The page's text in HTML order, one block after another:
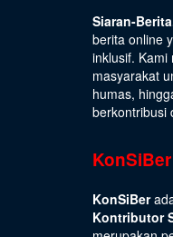
Siaran-
berita online
inklusif. Kami
masyarakat
humas,
berkontribusi
KonSiBer
KonSiBer
Kontributor